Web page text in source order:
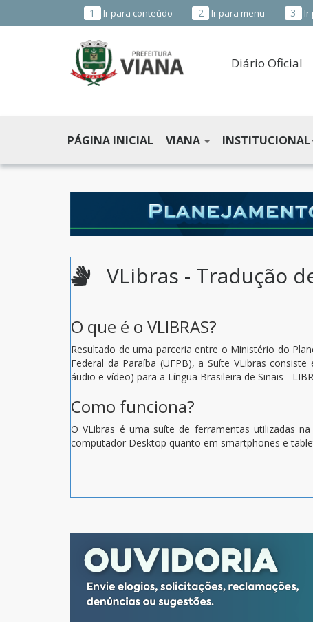
1 Ir para conteúdo 2 Ir para menu 3 Ir
MUNICIPAL
DE
VIANA
ES
Diário Oficial
PÁGINA INICIAL VIANA INSTITUCIONAL
VLibras - Tradução
O que é o VLIBRAS?
Resultado de uma parceria entre o Ministério do
Federal da Paraíba (UFPB), a Suíte VLibras
áudio e vídeo) para a Língua Brasileira de Sinais -
Como funciona?
O VLibras é uma suíte de ferramentas utilizadas
computador Desktop quanto em smartphones e